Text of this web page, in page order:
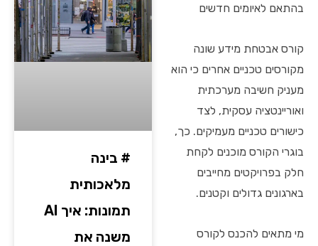
בהתאם לאיומים חדשים
קורס אבטחת מידע שונה
מקורסים טכניים אחרים כי הוא
מעניק חשיבה מערכתית
ואוריינטציה עסקית, לצד
כישורים טכניים מעמיקים. כך,
בוגרי הקורס מוכנים לקחת
חלק בפרויקטים מחייבים
בארגונים גדולים וקטנים.
מי מתאים להכנס לקורס
# בינה
מלאכותית
תמונות: איך AI
משנה את